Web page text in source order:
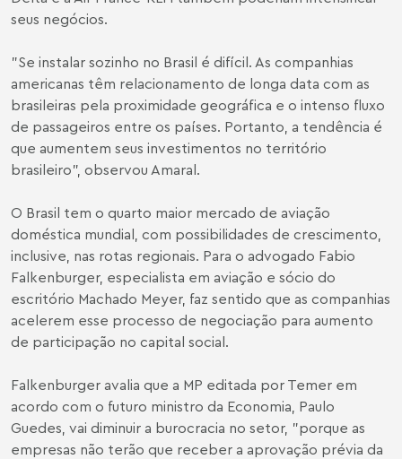
seus negócios.
"Se instalar sozinho no Brasil é difícil. As companhias
americanas têm relacionamento de longa data com as
brasileiras pela proximidade geográfica e o intenso fluxo
de passageiros entre os países. Portanto, a tendência é
que aumentem seus investimentos no território
brasileiro", observou Amaral.
O Brasil tem o quarto maior mercado de aviação
doméstica mundial, com possibilidades de crescimento,
inclusive, nas rotas regionais. Para o advogado Fabio
Falkenburger, especialista em aviação e sócio do
escritório Machado Meyer, faz sentido que as companhias
acelerem esse processo de negociação para aumento
de participação no capital social.
Falkenburger avalia que a MP editada por Temer em
acordo com o futuro ministro da Economia, Paulo
Guedes, vai diminuir a burocracia no setor, "porque as
empresas não terão que receber a aprovação prévia da